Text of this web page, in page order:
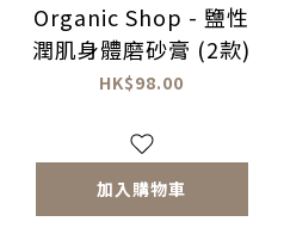
Organic Shop - 鹽性
潤肌身體磨砂膏 (2款)
HK$98.00
加入購物車